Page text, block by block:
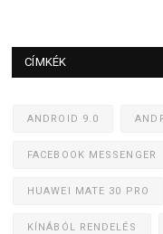
CÍMKÉK
ANDROID 9.0
FACEBOOK MESSENGER
HUAWEI MATE 30 PRO
KÍNÁBÓL RENDELÉS